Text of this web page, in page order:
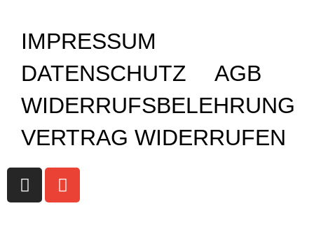
IMPRESSUM
DATENSCHUTZ
AGB
WIDERRUFSBELEHRUNG
VERTRAG WIDERRUFEN